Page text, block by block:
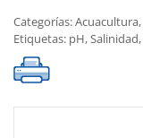
Categorías:Acuacultura,
Etiquetas: pH,Salinidad,